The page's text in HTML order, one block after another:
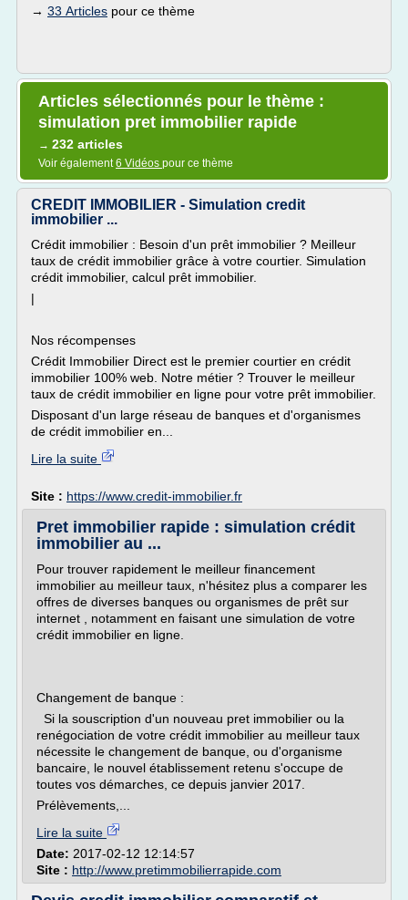
→ 33 Articles pour ce thème
Articles sélectionnés pour le thème :
simulation pret immobilier rapide
→ 232 articles
Voir également6 Vidéos pour ce thème
CREDIT IMMOBILIER - Simulation credit
immobilier ...
Crédit immobilier : Besoin d'un prêt immobilier ? Meilleur
taux de crédit immobilier grâce à votre courtier. Simulation
crédit immobilier, calcul prêt immobilier.
|
Nos récompenses
Crédit Immobilier Direct est le premier courtier en crédit
immobilier 100% web. Notre métier ? Trouver le meilleur
taux de crédit immobilier en ligne pour votre prêt immobilier.
Disposant d'un large réseau de banques et d'organismes
de crédit immobilier en...
Lire la suite
Site : https://www.credit-immobilier.fr
Pret immobilier rapide : simulation crédit
immobilier au ...
Pour trouver rapidement le meilleur financement
immobilier au meilleur taux, n'hésitez plus a comparer les
offres de diverses banques ou organismes de prêt sur
internet , notamment en faisant une simulation de votre
crédit immobilier en ligne.
Changement de banque :
Si la souscription d'un nouveau pret immobilier ou la
renégociation de votre crédit immobilier au meilleur taux
nécessite le changement de banque, ou d'organisme
bancaire, le nouvel établissement retenu s'occupe de
toutes vos démarches, ce depuis janvier 2017.
Prélèvements,...
Lire la suite
Date: 2017-02-12 12:14:57
Site : http://www.pretimmobilierrapide.com